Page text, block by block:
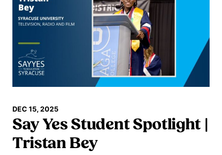
DEC 15, 2025
Say Yes Student Spotlight |
Tristan Bey